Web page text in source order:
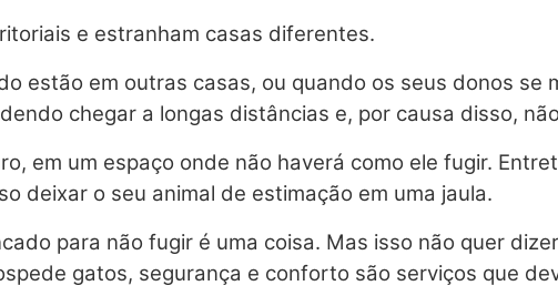
e estranham casas diferentes.
estão em outras casas, ou quando os seus donos se
chegar a longas distâncias e, por causa disso,
em um espaço onde não haverá como ele fugir.
deixar o seu animal de estimação em uma jaula.
para não fugir é uma coisa. Mas isso não quer
gatos, segurança e conforto são serviços que